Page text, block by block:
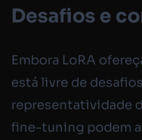
Desafios e
Embora LoRA
está livre de
representatividade
fine-tuning podem